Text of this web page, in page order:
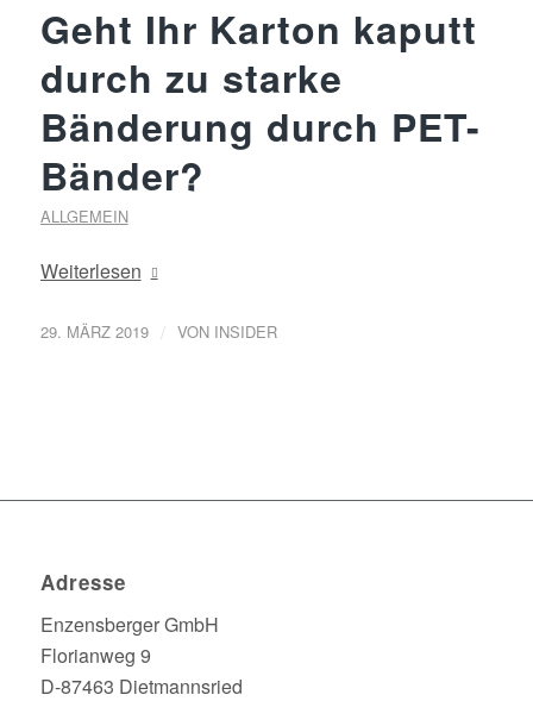
Geht Ihr Karton kaputt
durch zu starke
Bänderung durch PET-
Bänder?
ALLGEMEIN
Weiterlesen
29. MÄRZ 2019 / VON INSIDER
Adresse
Enzensberger GmbH
Florianweg 9
D-87463 Dietmannsried